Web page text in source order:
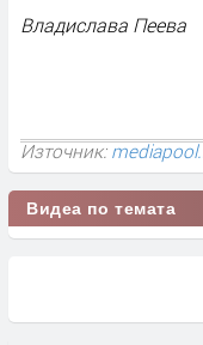
Владислава Пеева
Източник:
Видеа по темата